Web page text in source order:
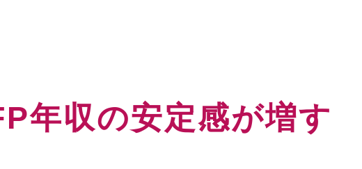
年収の安定感が増す